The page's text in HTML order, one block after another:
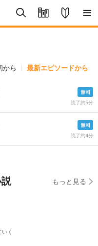
から 最新エピソードから
読了約5分
読了約4分
もっと見る
く